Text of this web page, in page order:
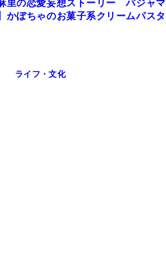
里の恋愛妄想ストーリー パジャマ
ぼちゃのお菓子系クリームパスタ
ライフ・文化